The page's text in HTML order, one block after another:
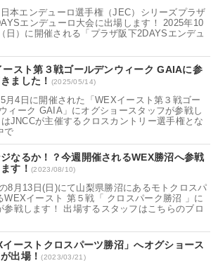
本エンデューロ選手権（JEC）シリーズプラザ
エンデューロ大会に出場します！ 2025年10
日）に開催される「プラザ阪下2DAYSエンデュ
ースト第３戦ゴールデンウィーク GAIAに参
ました！ (2025/05/14)
月4日に開催された「WEXイースト第３戦ゴー
ィーク GAIA」にオグショースタッフが参戦し
JNCCが主催するクロスカントリー選手権とな
で
ジなるか！？今週開催されるWEX勝沼へ参戦
す！(2023/08/10)
8月13日(日)にて山梨県勝沼にあるモトクロスパ
WEXイースト 第５戦「 クロスパーク勝沼 」に
参戦します！ 出場するスタッフはこちらのブロ
イーストクロスパーツ勝沼」へオグショース
出場！(2023/03/21)